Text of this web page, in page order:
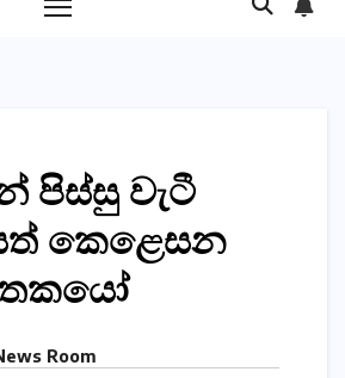
පිස්‌සු වැටී
කෙළෙසන
Room